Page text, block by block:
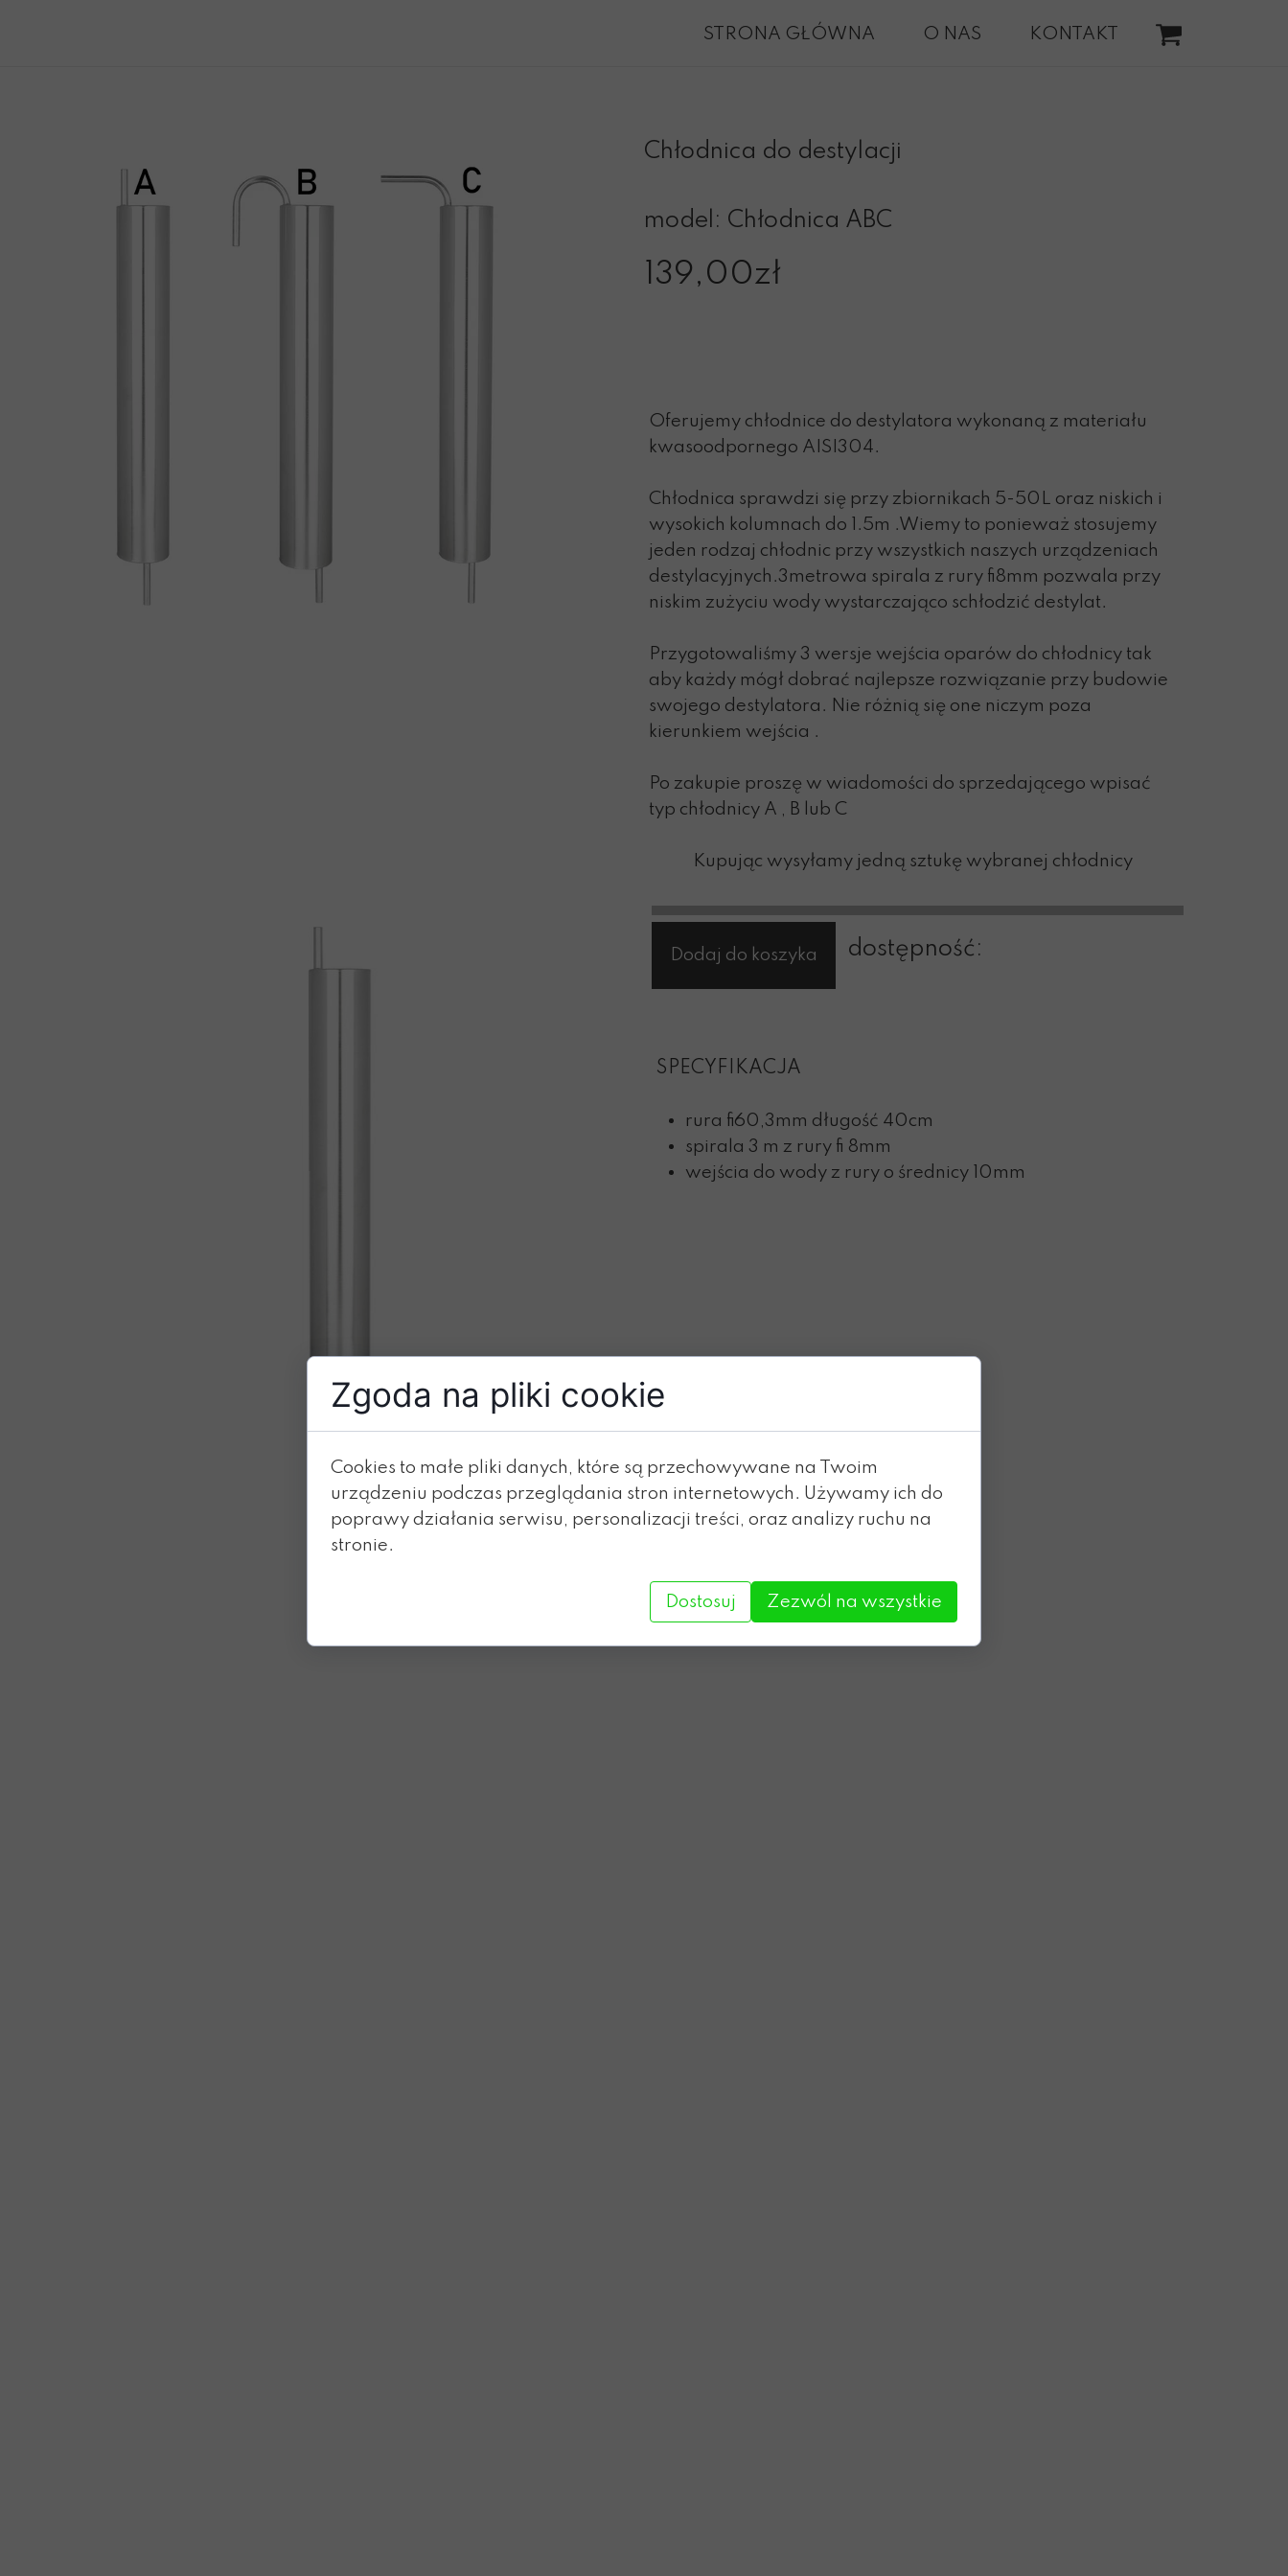
dostępność:
Dodaj do koszyka
Oferujemy chłodnice do destylatora wykonaną z materiału
kwasoodpornego AISI304.
Chłodnica sprawdzi się przy zbiornikach 5-50L oraz niskich i
wysokich kolumnach do 1.5m .Wiemy to ponieważ stosujemy
jeden rodzaj chłodnic przy wszystkich naszych urządzeniach
destylacyjnych.3metrowa spirala z rury fi8mm pozwala przy
niskim zużyciu wody wystarczająco schłodzić destylat.
Przygotowaliśmy 3 wersje wejścia oparów do chłodnicy tak
aby każdy mógł dobrać najlepsze rozwiązanie przy budowie
swojego destylatora. Nie różnią się one niczym poza
kierunkiem wejścia .
Po zakupie proszę w wiadomości do sprzedającego wpisać
typ chłodnicy A , B lub C
Kupując wysyłamy jedną sztukę wybranej chłodnicy
STRONA GŁÓWNA O NAS KONTAKT
Chłodnica do destylacji
model: Chłodnica ABC
139,00zł
SPECYFIKACJA
rura fi60,3mm długość 40cm
spirala 3 m z rury fi 8mm
wejścia do wody z rury o średnicy 10mm
Zgoda na pliki cookie
Cookies to małe pliki danych, które są przechowywane na Twoim
urządzeniu podczas przeglądania stron internetowych. Używamy ich do
poprawy działania serwisu, personalizacji treści, oraz analizy ruchu na
stronie.
Dostosuj Zezwól na wszystkie